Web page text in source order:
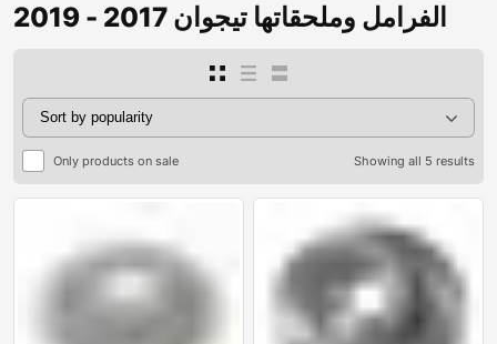
الفرامل وملحقاتها تيجوان 2017 - 2019
Only products on sale Showing all 5 results